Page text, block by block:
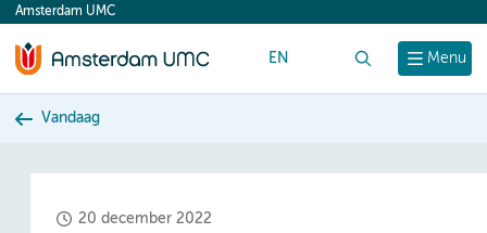
content
Menu
Amsterdam UMC
EN
Vandaag
20 december 2022